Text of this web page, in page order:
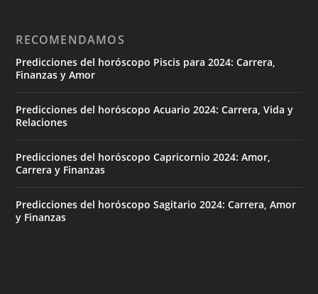
RECOMENDAMOS
Predicciones del horóscopo Piscis para 2024: Carrera,
Finanzas y Amor
Predicciones del horóscopo Acuario 2024: Carrera, Vida y
Relaciones
Predicciones del horóscopo Capricornio 2024: Amor,
Carrera y Finanzas
Predicciones del horóscopo Sagitario 2024: Carrera, Amor
y Finanzas